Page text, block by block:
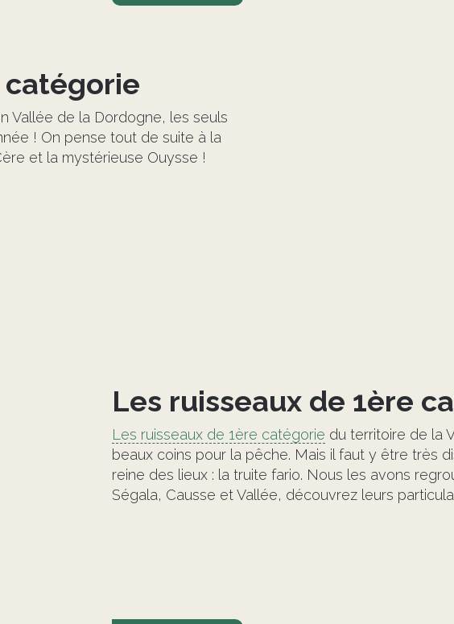
catégorie
Vallée de la Dordogne, les seuls
! On pense tout de suite à la
et la mystérieuse Ouysse !
Les ruisseaux de 1ère
Les ruisseaux de 1ère catégorie du territoire de la
beaux coins pour la pêche. Mais il faut y être très
reine des lieux : la truite fario. Nous les avons
Ségala, Causse et Vallée, découvrez leurs